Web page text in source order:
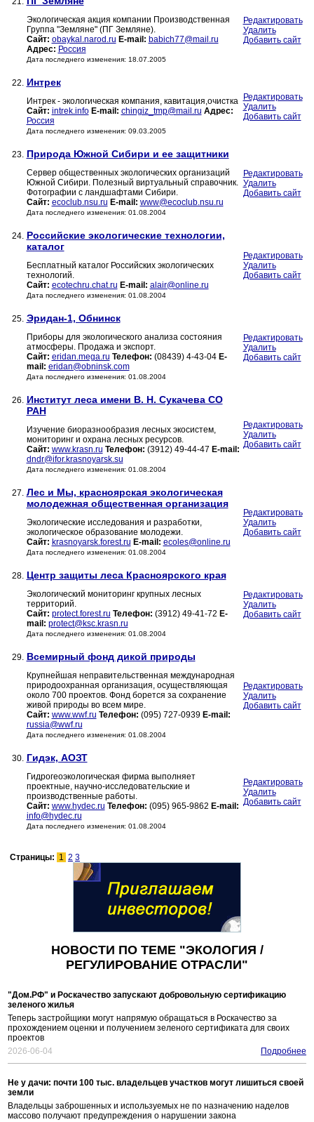
Экологическая акция компании Производственная
Группа "Земляне" (ПГ Земляне).
Сайт: obaykal.narod.ru E-mail: babich77@mail.ru
Адрес: Россия
Дата последнего изменения: 18.07.2005
Редактировать
Удалить
Добавить сайт
22. Интрек
Интрек - экологическая компания, кавитация,очистка
Сайт: intrek.info E-mail: chingiz_tmp@mail.ru Адрес:
Россия
Дата последнего изменения: 09.03.2005
Редактировать
Удалить
Добавить сайт
23. Природа Южной Сибири и ее защитники
Сервер общественных экологических организаций
Южной Сибири. Полезный виртуальный справочник.
Фотографии с ландшафтами Сибири.
Сайт: ecoclub.nsu.ru E-mail: www@ecoclub.nsu.ru
Дата последнего изменения: 01.08.2004
Редактировать
Удалить
Добавить сайт
24. Российские экологические технологии,
каталог
Бесплатный каталог Российских экологических
технологий.
Сайт: ecotechru.chat.ru E-mail: alair@online.ru
Дата последнего изменения: 01.08.2004
Редактировать
Удалить
Добавить сайт
25. Эридан-1, Обнинск
Приборы для экологического анализа состояния
атмосферы. Продажа и экспорт.
Сайт: eridan.mega.ru Телефон: (08439) 4-43-04 E-
mail: eridan@obninsk.com
Дата последнего изменения: 01.08.2004
Редактировать
Удалить
Добавить сайт
26. Институт леса имени В. Н. Сукачева СО
РАН
Изучение биоразнообразия лесных экосистем,
мониторинг и охрана лесных ресурсов.
Сайт: www.krasn.ru Телефон: (3912) 49-44-47 E-mail:
dndr@ifor.krasnoyarsk.su
Дата последнего изменения: 01.08.2004
Редактировать
Удалить
Добавить сайт
27. Лес и Мы, красноярская экологическая
молодежная общественная организация
Экологические исследования и разработки,
экологическое образование молодежи.
Сайт: krasnoyarsk.forest.ru E-mail: ecoles@online.ru
Дата последнего изменения: 01.08.2004
Редактировать
Удалить
Добавить сайт
28. Центр защиты леса Красноярского края
Экологический мониторинг крупных лесных
территорий.
Сайт: protect.forest.ru Телефон: (3912) 49-41-72 E-
mail: protect@ksc.krasn.ru
Дата последнего изменения: 01.08.2004
Редактировать
Удалить
Добавить сайт
29. Всемирный фонд дикой природы
Крупнейшая неправительственная международная
природоохранная организация, осуществляющая
около 700 проектов. Фонд борется за сохранение
живой природы во всем мире.
Сайт: www.wwf.ru Телефон: (095) 727-0939 E-mail:
russia@wwf.ru
Дата последнего изменения: 01.08.2004
Редактировать
Удалить
Добавить сайт
30. Гидэк, АОЗТ
Гидрогеоэкологическая фирма выполняет
проектные, научно-исследовательские и
производственные работы.
Сайт: www.hydec.ru Телефон: (095) 965-9862 E-mail:
info@hydec.ru
Дата последнего изменения: 01.08.2004
Редактировать
Удалить
Добавить сайт
Страницы: 1 2 3
НОВОСТИ ПО ТЕМЕ "ЭКОЛОГИЯ /
РЕГУЛИРОВАНИЕ ОТРАСЛИ"
"Дом.РФ" и Роскачество запускают добровольную сертификацию
зеленого жилья
Теперь застройщики могут напрямую обращаться в Роскачество за
прохождением оценки и получением зеленого сертификата для своих
проектов
2026-06-04
Подробнее
Не у дачи: почти 100 тыс. владельцев участков могут лишиться своей
земли
Владельцы заброшенных и используемых не по назначению наделов
массово получают предупреждения о нарушении закона